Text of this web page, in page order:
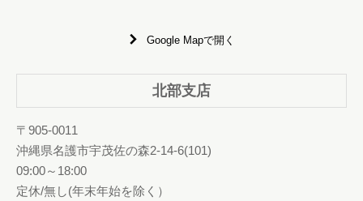
Google Mapで開く
北部支店
〒905-0011
沖縄県名護市宇茂佐の森2-14-6(101)
09:00～18:00
定休/無し(年末年始を除く）